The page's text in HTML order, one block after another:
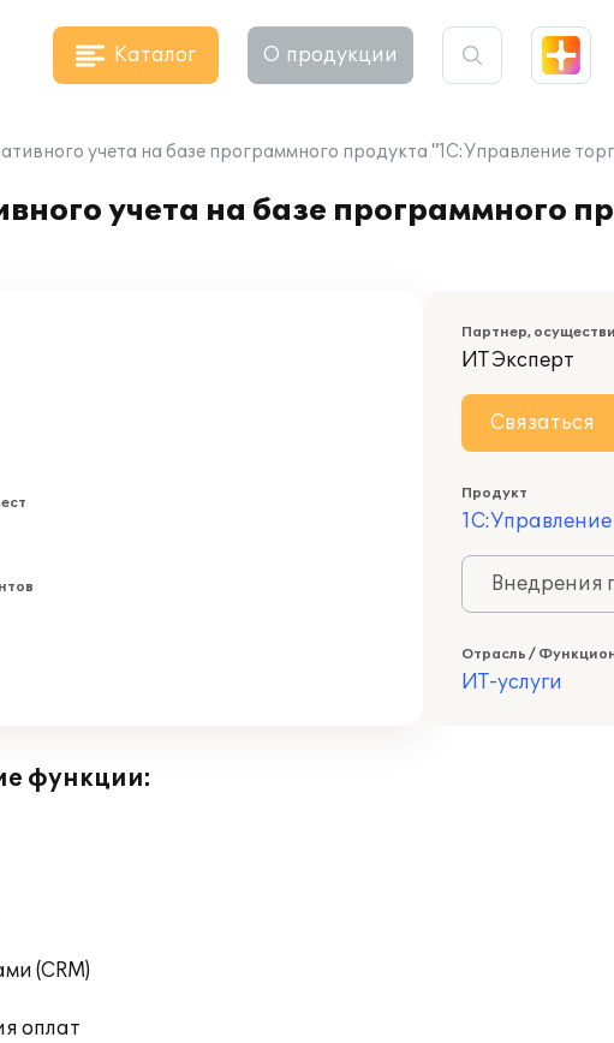
Каталог О продукции
учета на базе программного продукта "1С:Управление
учета на базе программного
Партнер,
ИТ Эксперт
Связаться
Продукт
1С:Управление
Внедрения
Отрасль /
ИТ-услуги
функции:
(CRM)
оплат